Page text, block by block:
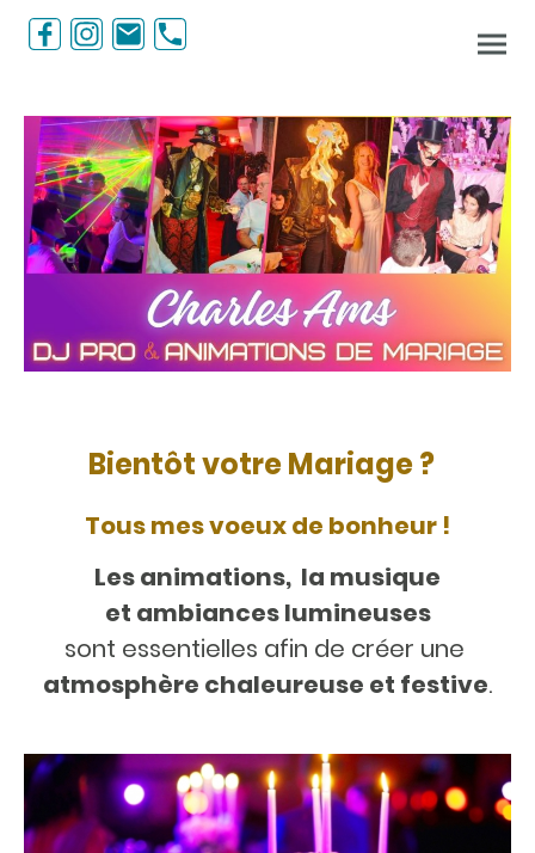
Bientôt votre Mariage ?
Tous mes voeux de bonheur !
Les animations, la musique
et ambiances lumineuses
sont essentielles afin de créer une
atmosphère chaleureuse et festive.